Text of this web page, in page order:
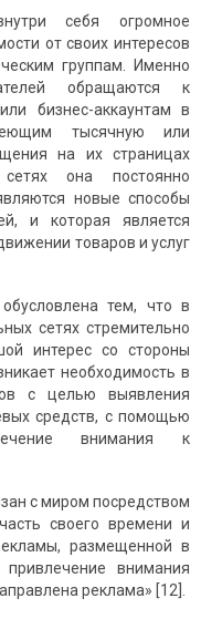
себя огромное
от своих интересов
группам. Именно
обращаются к
бизнес-аккаунтам в
тысячную или
на их страницах
она постоянно
новые способы
и которая является
товаров и услуг
тем, что в
сетях стремительно
интерес со стороны
необходимость в
с целью выявления
средств, с помощью
внимания к
с миром посредством
своего времени и
размещенной в
внимания
реклама» [12].